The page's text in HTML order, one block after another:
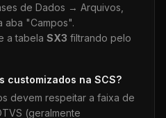
de Dados → Arquivos,
aba "Campos".
a tabela SX3 filtrando pelo
customizados na SCS?
devem respeitar a faixa de
(geralmente